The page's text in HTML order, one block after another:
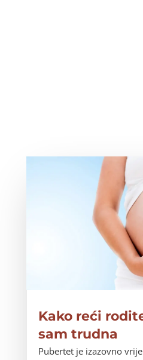
Kako reći
sam trudna
Pubertet je izazovno